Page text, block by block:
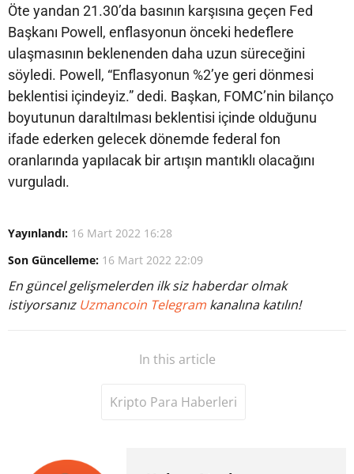
Öte yandan 21.30’da basının karşısına geçen Fed
Başkanı Powell, enflasyonun önceki hedeflere
ulaşmasının beklenenden daha uzun süreceğini
söyledi. Powell, “Enflasyonun %2’ye geri dönmesi
beklentisi içindeyiz.” dedi. Başkan, FOMC’nin bilanço
boyutunun daraltılması beklentisi içinde olduğunu
ifade ederken gelecek dönemde federal fon
oranlarında yapılacak bir artışın mantıklı olacağını
vurguladı.
Yayınlandı: 16 Mart 2022 16:28
Son Güncelleme: 16 Mart 2022 22:09
En güncel gelişmelerden ilk siz haberdar olmak
istiyorsanız Uzmancoin Telegram kanalına katılın!
In this article
Kripto Para Haberleri